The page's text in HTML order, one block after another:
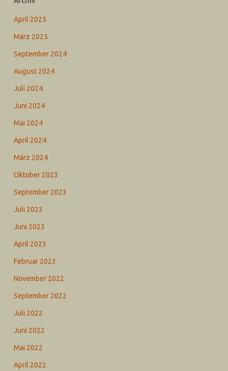
April 2025
März 2025
September 2024
August 2024
Juli 2024
Juni 2024
Mai 2024
April 2024
März 2024
Oktober 2023
September 2023
Juli 2023
Juni 2023
April 2023
Februar 2023
November 2022
September 2022
Juli 2022
Juni 2022
Mai 2022
April 2022